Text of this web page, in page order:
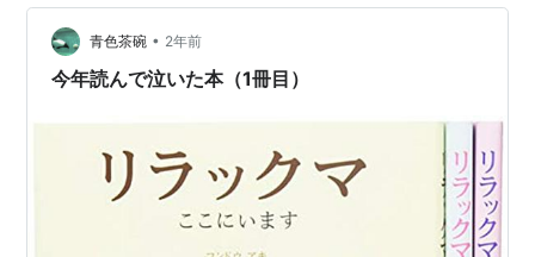
リラックマ。 いまや日本全国で見かける人気キャラクタ
ー。 今週のお題「睡眠」と聞いて、思い浮かんだのもリ
ラックマ。 いい眠りには癒…
青色茶碗 • 2年前
今年読んで泣いた本（1冊目）